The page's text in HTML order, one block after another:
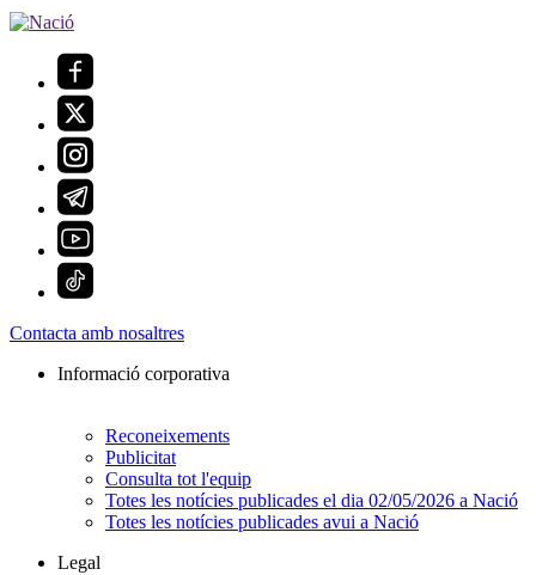
Contacta amb nosaltres
Informació corporativa
Reconeixements
Publicitat
Consulta tot l'equip
Totes les notícies publicades el dia 02/05/2026 a Nació
Totes les notícies publicades avui a Nació
Legal